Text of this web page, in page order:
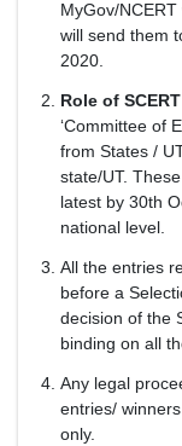
MyGov/
will send them
2020.
Role of
‘Committee of
from States /
state/UT.
latest by 30th
national level.
All the entries
before a
decision of the
binding on all
Any legal
entries/
only.